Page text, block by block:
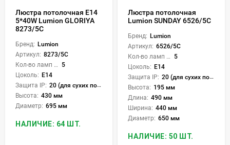
Люстра потолочная Е14
5*40W Lumion GLORIYA
8273/5C
Бренд: Lumion
Артикул: 8273/5C
Кол-во ламп или LED: 5
Цоколь: E14
Защита IP: 20 (для сухих пом.)
Высота: 430 мм
Диаметр: 695 мм
НАЛИЧИЕ: 64 ШТ.
Люстра потолочная
Lumion SUNDAY 6526/5C
Бренд: Lumion
Артикул: 6526/5C
Кол-во ламп или LED: 5
Цоколь: E14
Защита IP: 20 (для сухих пом.)
Высота: 195 мм
Длина: 490 мм
Ширина: 440 мм
Диаметр: 650 мм
НАЛИЧИЕ: 50 ШТ.